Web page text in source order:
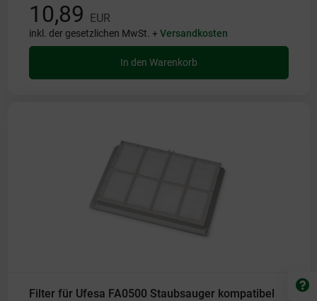
10,89 EUR
inkl. der gesetzlichen MwSt. +Versandkosten
In den Warenkorb
Filter für Ufesa FA0500 Staubsauger kompatibel